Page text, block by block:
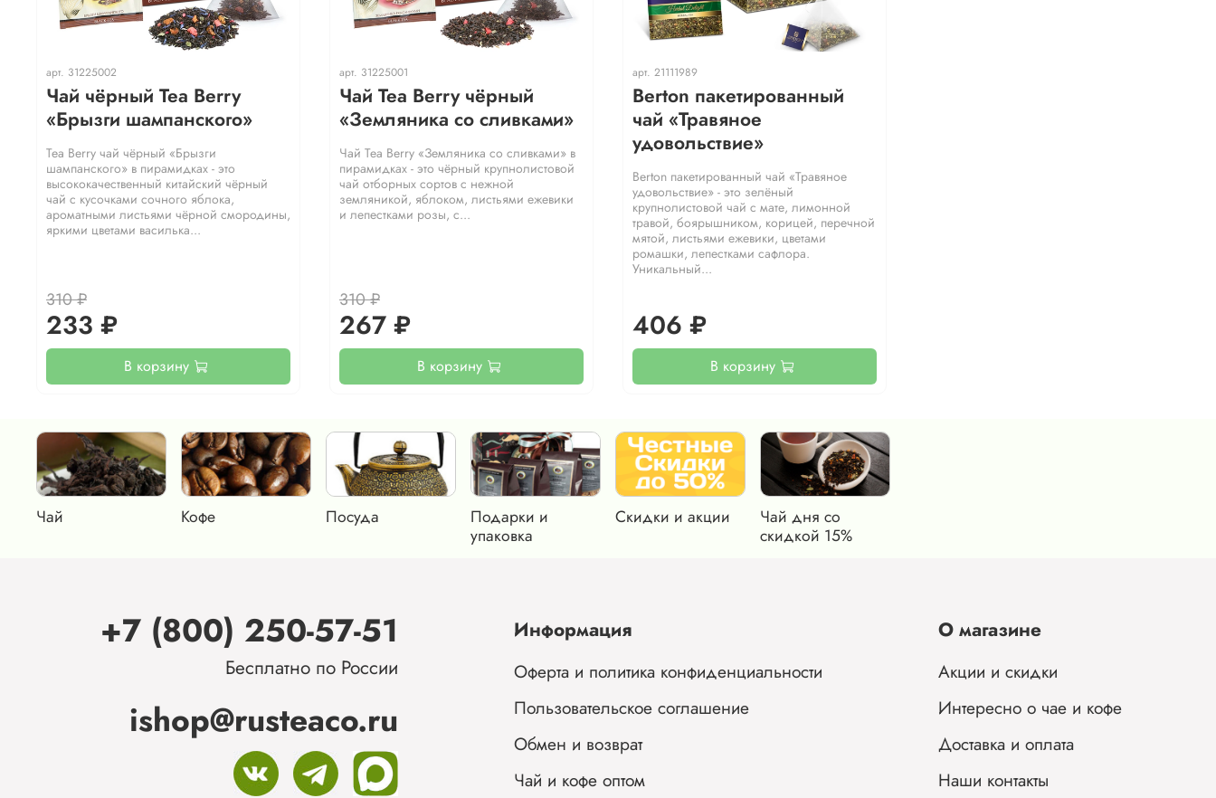
арт. 31225002
Чай чёрный Tea Berry
«Брызги шампанского»
Tea Berry чай чёрный «Брызги
шампанского» в пирамидках - это
высококачественный китайский чёрный
чай с кусочками сочного яблока,
ароматными листьями чёрной смородины,
яркими цветами василька...
310 ₽
233 ₽
В корзину
арт. 31225001
Чай Tea Berry чёрный
«Земляника со сливками»
Чай Tea Berry «Земляника со сливками» в
пирамидках - это чёрный крупнолистовой
чай отборных сортов с нежной
земляникой, яблоком, листьями ежевики
и лепестками розы, с...
310 ₽
267 ₽
В корзину
арт. 21111989
Berton пакетированный
чай «Травяное
удовольствие»
Berton пакетированный чай «Травяное
удовольствие» - это зелёный
крупнолистовой чай с мате, лимонной
травой, боярышником, корицей, перечной
мятой, листьями ежевики, цветами
ромашки, лепестками сафлора.
Уникальный...
406 ₽
В корзину
Чай Кофе Посуда
Подарки и
упаковка
Скидки и акции
Чай дня со
скидкой 15%
Информация
Оферта и политика конфиденциальности
Пользовательское соглашение
Обмен и возврат
Чай и кофе оптом
О магазине
Акции и скидки
Интересно о чае и кофе
Доставка и оплата
Наши контакты
+7 (800) 250-57-51
Бесплатно по России
ishop@rusteaco.ru